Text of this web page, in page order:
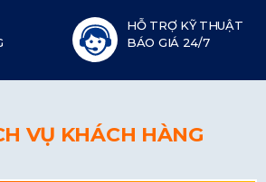
HỖ TRỢ KỸ THUẬT
BÁO GIÁ 24/7
VỤ KHÁCH HÀNG